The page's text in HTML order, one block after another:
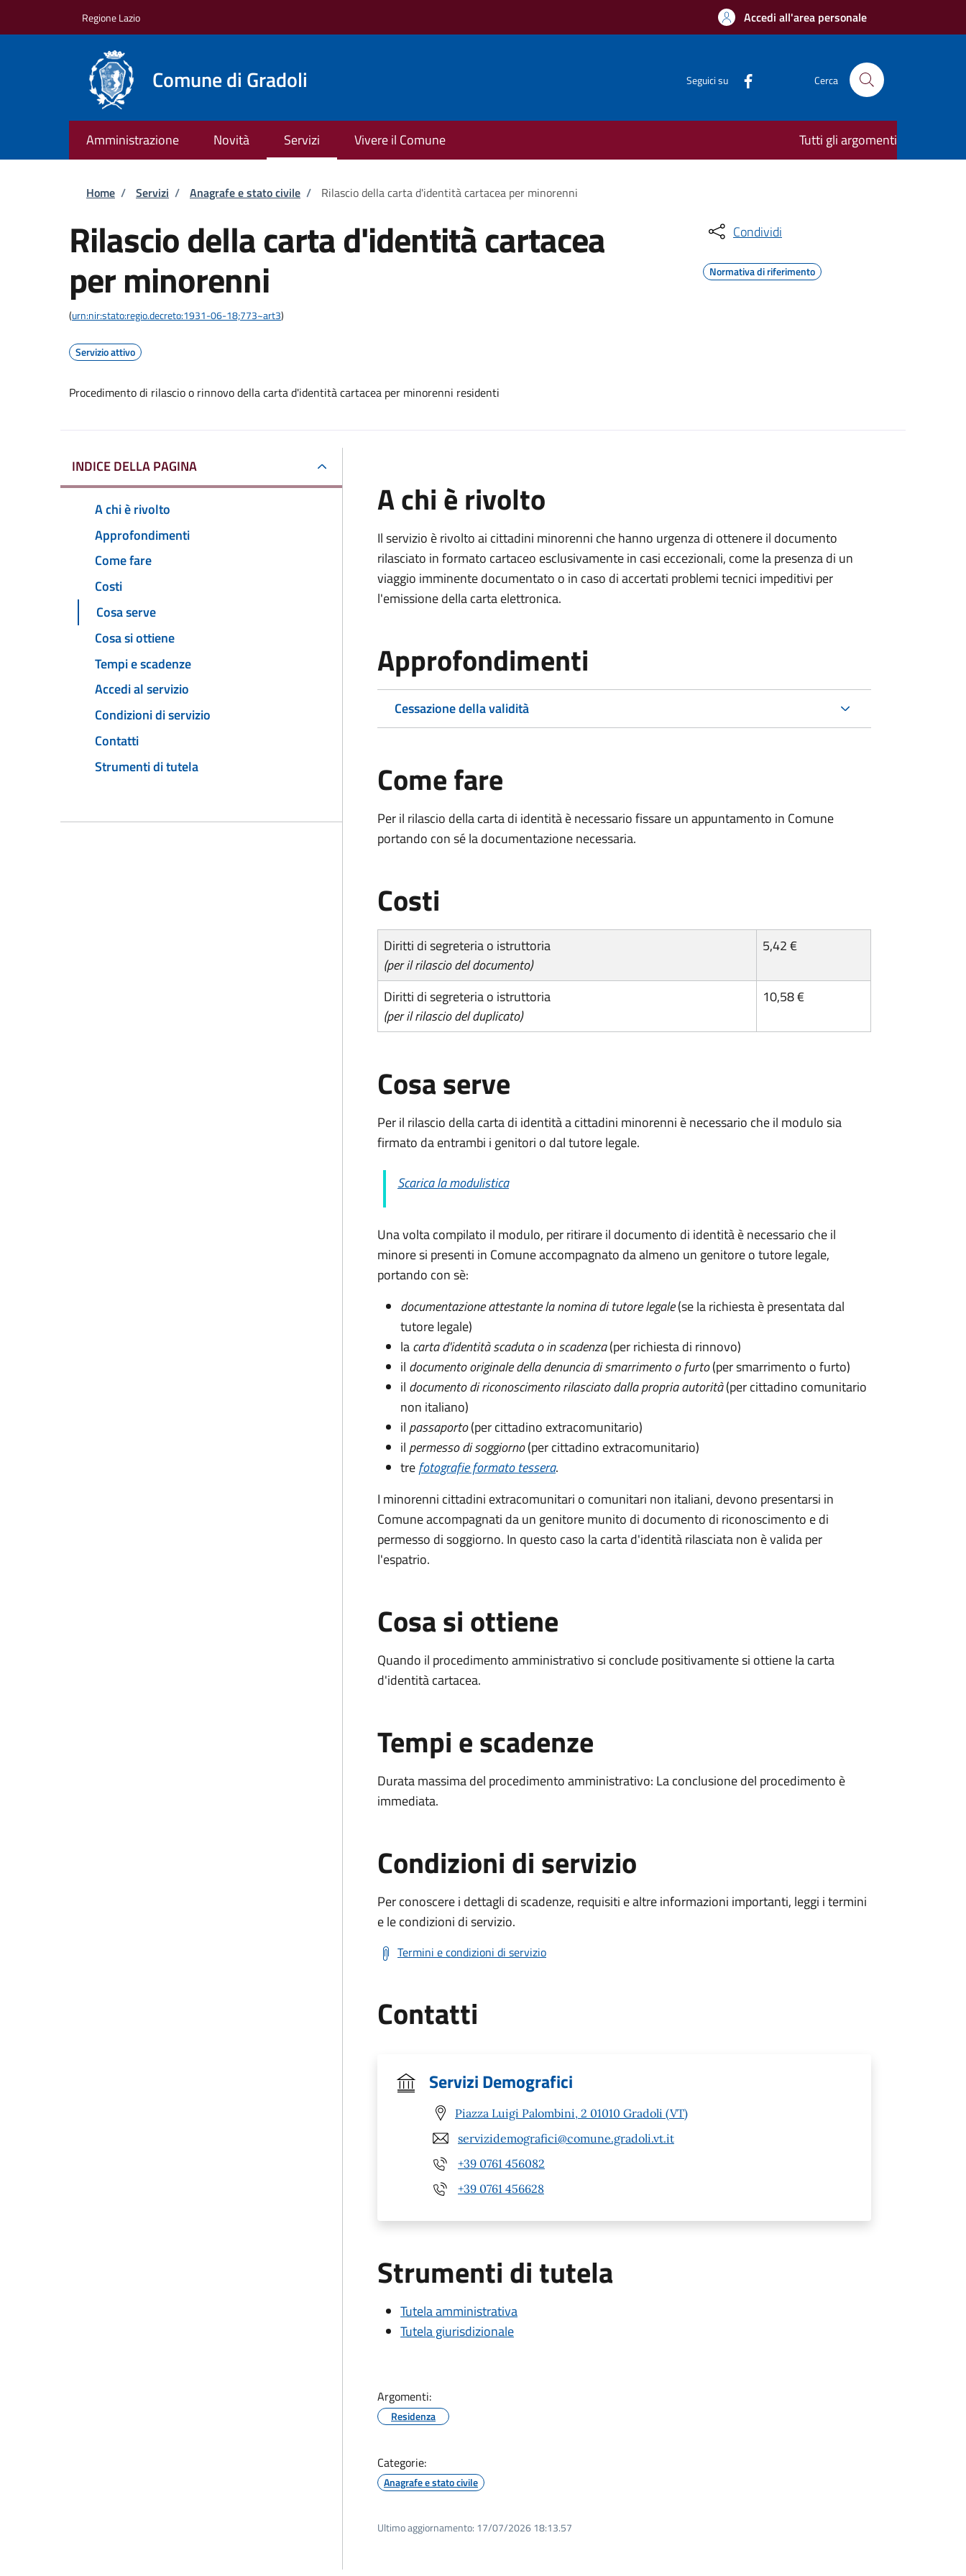
Regione Lazio Accedi all'area personale
Comune di Gradoli Seguici su Cerca
Amministrazione Novità Servizi Vivere il Comune Tutti gli argomenti
Briciole di pane
Home / Servizi / Anagrafe e stato civile / Rilascio della carta d'identità cartacea per minorenni
Rilascio della carta d'identità cartacea
per minorenni
(urn:nir:stato:regio.decreto:1931-06-18;773~art3)
Servizio attivo
Procedimento di rilascio o rinnovo della carta d'identità cartacea per minorenni residenti
Condividi
Normativa di riferimento
INDICE DELLA PAGINA
A chi è rivolto
Approfondimenti
Come fare
Costi
Cosa serve
Cosa si ottiene
Tempi e scadenze
Accedi al servizio
Condizioni di servizio
Contatti
Strumenti di tutela
A chi è rivolto
Il servizio è rivolto ai cittadini minorenni che hanno urgenza di ottenere il documento
rilasciato in formato cartaceo esclusivamente in casi eccezionali, come la presenza di un
viaggio imminente documentato o in caso di accertati problemi tecnici impeditivi per
l'emissione della carta elettronica.
Approfondimenti
Cessazione della validità
Come fare
Per il rilascio della carta di identità è necessario fissare un appuntamento in Comune
portando con sé la documentazione necessaria.
Costi
Diritti di segreteria o istruttoria
(per il rilascio del documento)
5,42 €
Diritti di segreteria o istruttoria
(per il rilascio del duplicato)
10,58 €
Cosa serve
Per il rilascio della carta di identità a cittadini minorenni è necessario che il modulo sia
firmato da entrambi i genitori o dal tutore legale.
Scarica la modulistica
Una volta compilato il modulo, per ritirare il documento di identità è necessario che il
minore si presenti in Comune accompagnato da almeno un genitore o tutore legale,
portando con sè:
documentazione attestante la nomina di tutore legale(se la richiesta è presentata dal
tutore legale)
lacarta d'identità scaduta o in scadenza(per richiesta di rinnovo)
il documento originale della denuncia di smarrimento o furto(per smarrimento o furto)
il documento di riconoscimento rilasciato dalla propria autorità(per cittadino comunitario
non italiano)
il passaporto(per cittadino extracomunitario)
il permesso di soggiorno(per cittadino extracomunitario)
trefotografie formato tessera.
I minorenni cittadini extracomunitari o comunitari non italiani, devono presentarsi in
Comune accompagnati da un genitore munito di documento di riconoscimento e di
permesso di soggiorno. In questo caso la carta d'identità rilasciata non è valida per
l'espatrio.
Cosa si ottiene
Quando il procedimento amministrativo si conclude positivamente si ottiene la carta
d'identità cartacea.
Tempi e scadenze
Durata massima del procedimento amministrativo: La conclusione del procedimento è
immediata.
Condizioni di servizio
Per conoscere i dettagli di scadenze, requisiti e altre informazioni importanti, leggi i termini
e le condizioni di servizio.
Termini e condizioni di servizio
Contatti
Servizi Demografici
Piazza Luigi Palombini, 2 01010 Gradoli (VT)
servizidemografici@comune.gradoli.vt.it
+39 0761 456082
+39 0761 456628
Strumenti di tutela
Tutela amministrativa
Tutela giurisdizionale
Argomenti:
Residenza
Categorie:
Anagrafe e stato civile
Ultimo aggiornamento: 17/07/2026 18:13.57